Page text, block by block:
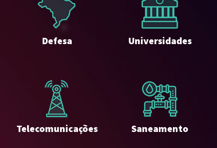
Defesa Universidades
Telecomunicações Saneamento